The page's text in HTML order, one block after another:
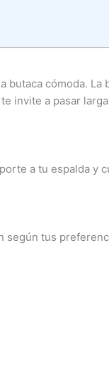
butaca cómoda. La
invite a pasar
a tu espalda y
tus